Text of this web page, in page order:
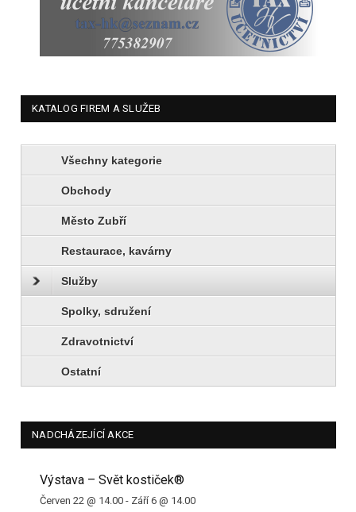
KATALOG FIREM A SLUŽEB
Všechny kategorie
Obchody
Město Zubří
Restaurace, kavárny
Služby
Spolky, sdružení
Zdravotnictví
Ostatní
NADCHÁZEJÍCÍ AKCE
Výstava – Svět kostiček®
Červen 22 @ 14.00 - Září 6 @ 14.00